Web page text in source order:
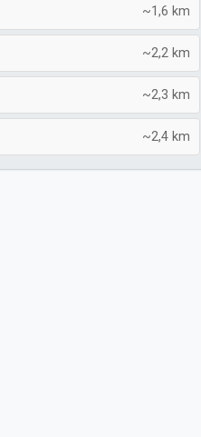
~1,6 km
~2,2 km
~2,3 km
~2,4 km